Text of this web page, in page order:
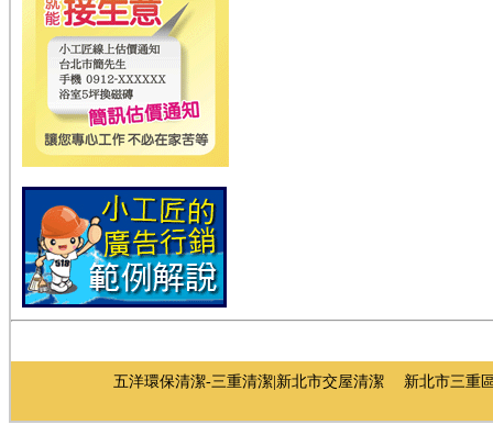
五洋環保清潔-三重清潔|新北市交屋清潔 新北市三重